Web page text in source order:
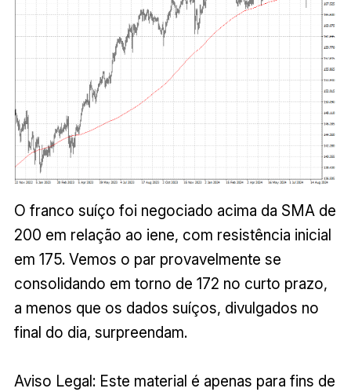
O franco suíço foi negociado acima da SMA de
200 em relação ao iene, com resistência inicial
em 175. Vemos o par provavelmente se
consolidando em torno de 172 no curto prazo,
a menos que os dados suíços, divulgados no
final do dia, surpreendam.
Aviso Legal: Este material é apenas para fins de